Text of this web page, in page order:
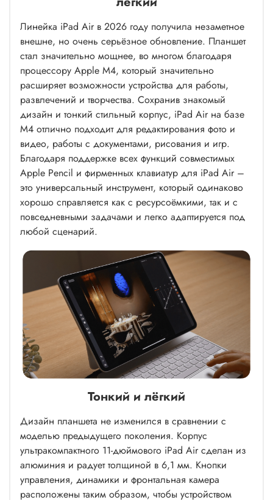
Линейка iPad Air в 2026 году получила незаметное
внешне, но очень серьёзное обновление. Планшет
стал значительно мощнее, во многом благодаря
процессору Apple M4, который значительно
расширяет возможности устройства для работы,
развлечений и творчества. Сохранив знакомый
дизайн и тонкий стильный корпус, iPad Air на базе
M4 отлично подходит для редактирования фото и
видео, работы с документами, рисования и игр.
Благодаря поддержке всех функций совместимых
Apple Pencil и фирменных клавиатур для iPad Air –
это универсальный инструмент, который одинаково
хорошо справляется как с ресурсоёмкими, так и с
повседневными задачами и легко адаптируется под
любой сценарий.
Тонкий и лёгкий
Дизайн планшета не изменился в сравнении с
моделью предыдущего поколения. Корпус
ультракомпактного 11-дюймового iPad Air сделан из
алюминия и радует толщиной в 6,1 мм. Кнопки
управления, динамики и фронтальная камера
расположены таким образом, чтобы устройством